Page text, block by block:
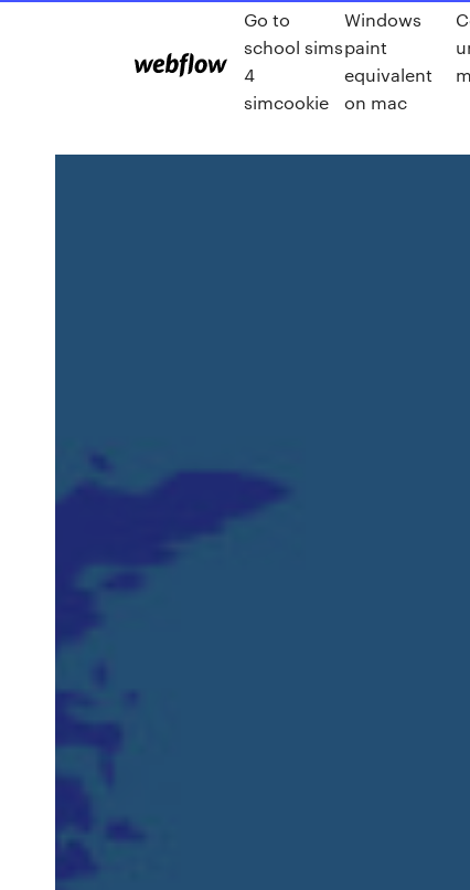
Go to
school sims
4
simcookie
Windows
paint
equivalent
on mac